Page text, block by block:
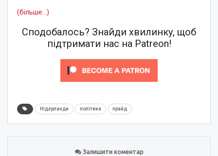
(більше…)
Сподобалось? Знайди хвилинку, щоб
підтримати нас на Patreon!
Нідерланди політика прайд
Залишити коментар